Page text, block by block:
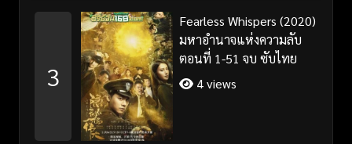
3
Fearless Whispers (2020)
มหาอำนาจแห่งความลับ
ตอนที่ 1-51 จบ ซับไทย
4 views